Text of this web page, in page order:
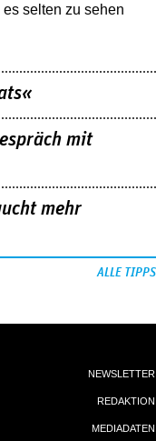
selten zu sehen
mit
mehr
ALLE TIPPS
NEWSLETTER
REDAKTION
MEDIADATEN